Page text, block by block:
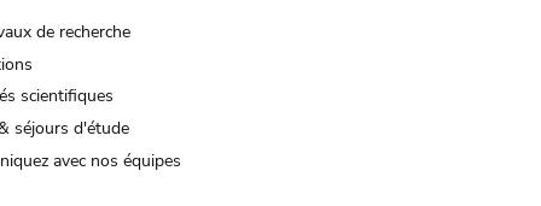
de recherche
scientifiques
séjours d'étude
avec nos équipes